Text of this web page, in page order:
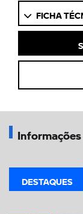
FICHA
DESTAQUES